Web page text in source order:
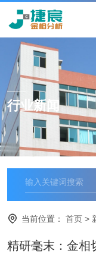
行业新闻
当前位置： 首页 >
精研毫末：金相